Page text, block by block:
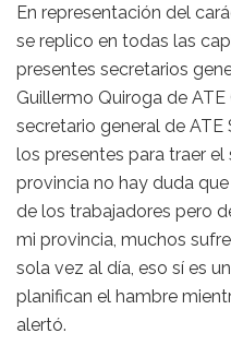
En representación del
se replico en todas las
presentes secretarios
Guillermo Quiroga de
secretario general de ATE
los presentes para traer el
provincia no hay duda
de los trabajadores pero
mi provincia, muchos
sola vez al día, eso sí es
planifican el hambre
alertó.